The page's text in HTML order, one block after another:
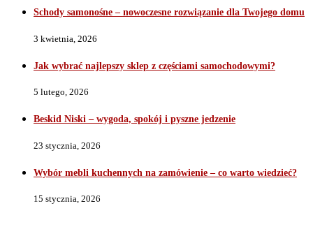
Schody samonośne – nowoczesne rozwiązanie dla Twojego domu
3 kwietnia, 2026
Jak wybrać najlepszy sklep z częściami samochodowymi?
5 lutego, 2026
Beskid Niski – wygoda, spokój i pyszne jedzenie
23 stycznia, 2026
Wybór mebli kuchennych na zamówienie – co warto wiedzieć?
15 stycznia, 2026